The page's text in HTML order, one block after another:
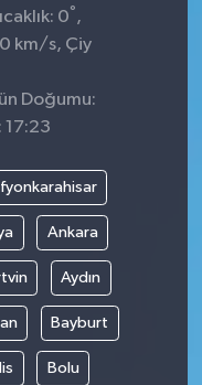
0° ,
0 km/s, Çiy
Doğumu:
17:23
Ankara
Aydın
Bayburt
Bolu